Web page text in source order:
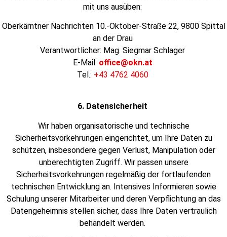
mit uns ausüben:
Oberkärntner Nachrichten 10.-Oktober-Straße 22, 9800 Spittal
an der Drau
Verantwortlicher: Mag. Siegmar Schlager
E-Mail: office@okn.at
Tel.: +43 4762 4060
6. Datensicherheit
Wir haben organisatorische und technische
Sicherheitsvorkehrungen eingerichtet, um Ihre Daten zu
schützen, insbesondere gegen Verlust, Manipulation oder
unberechtigten Zugriff. Wir passen unsere
Sicherheitsvorkehrungen regelmäßig der fortlaufenden
technischen Entwicklung an. Intensives Informieren sowie
Schulung unserer Mitarbeiter und deren Verpflichtung an das
Datengeheimnis stellen sicher, dass Ihre Daten vertraulich
behandelt werden.